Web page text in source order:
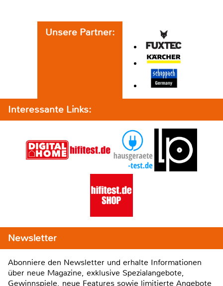
Unsere Partner:
Interessante Links:
Newsletter
Abonniere den Newsletter und erhalte Informationen
über neue Magazine, exklusive Spezialangebote,
Gewinnspiele, neue Features sowie limitierte Angebote